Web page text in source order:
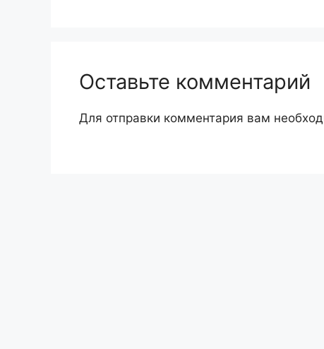
Оставьте комментарий
Для отправки комментария вам